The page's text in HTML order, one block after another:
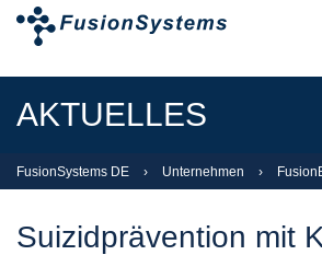
AKTUELLES
FusionSystems DE › Unternehmen ›
Suizidprävention mit